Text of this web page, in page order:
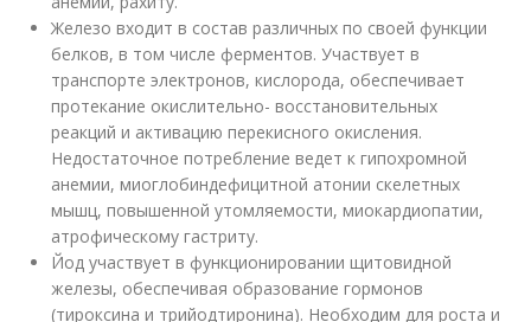
Железо входит в состав различных по своей функции
белков, в том числе ферментов. Участвует в
транспорте электронов, кислорода, обеспечивает
протекание окислительно- восстановительных
реакций и активацию перекисного окисления.
Недостаточное потребление ведет к гипохромной
анемии, миоглобиндефицитной атонии скелетных
мышц, повышенной утомляемости, миокардиопатии,
атрофическому гастриту.
Йод участвует в функционировании щитовидной
железы, обеспечивая образование гормонов
(тироксина и трийодтиронина). Необходим для роста и